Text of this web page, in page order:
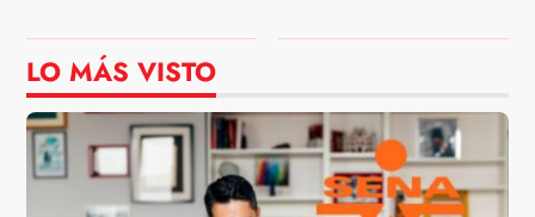
LO MÁS VISTO